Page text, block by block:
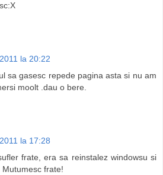
la 20:22
sa gasesc repede pagina asta si nu am
moolt .dau o bere.
la 17:28
frate, era sa reinstalez windowsu si
frate!